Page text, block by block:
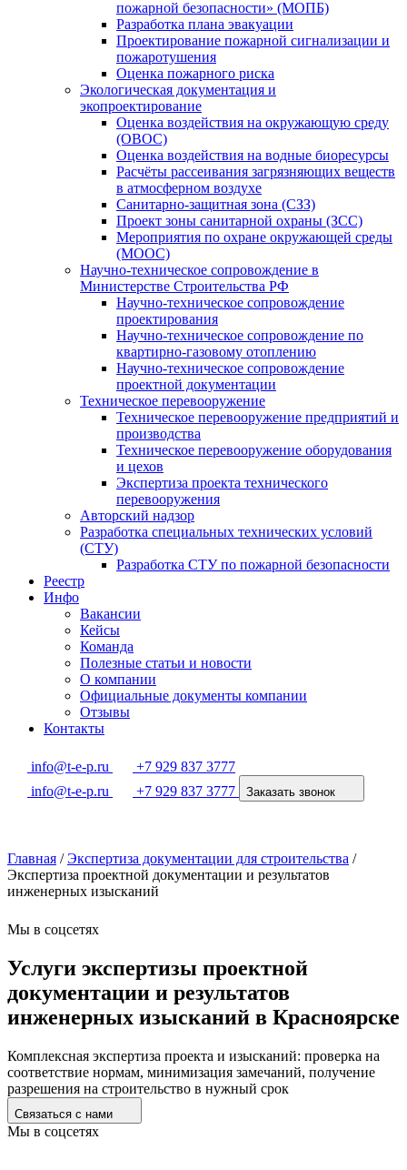
пожарной безопасности» (МОПБ)
Разработка плана эвакуации
Проектирование пожарной сигнализации и
пожаротушения
Оценка пожарного риска
Экологическая документация и
экопроектирование
Оценка воздействия на окружающую среду
(ОВОС)
Оценка воздействия на водные биоресурсы
Расчёты рассеивания загрязняющих веществ
в атмосферном воздухе
Санитарно-защитная зона (СЗЗ)
Проект зоны санитарной охраны (ЗСС)
Мероприятия по охране окружающей среды
(МООС)
Научно-техническое сопровождение в
Министерстве Строительства РФ
Научно-техническое сопровождение
проектирования
Научно-техническое сопровождение по
квартирно-газовому отоплению
Научно-техническое сопровождение
проектной документации
Техническое перевооружение
Техническое перевооружение предприятий и
производства
Техническое перевооружение оборудования
и цехов
Экспертиза проекта технического
перевооружения
Авторский надзор
Разработка специальных технических условий
(СТУ)
Разработка СТУ по пожарной безопасности
Реестр
Инфо
Вакансии
Кейсы
Команда
Полезные статьи и новости
О компании
Официальные документы компании
Отзывы
Контакты
info@t-e-p.ru
+7 929 837 3777
info@t-e-p.ru
+7 929 837 3777 Заказать звонок
Главная /Экспертиза документации для строительства /
Экспертиза проектной документации и результатов
инженерных изысканий
Мы в соцсетях
Услуги экспертизы проектной
документации и результатов
инженерных изысканий в Красноярске
Комплексная экспертиза проекта и изысканий: проверка на
соответствие нормам, минимизация замечаний, получение
разрешения на строительство в нужный срок
Связаться с нами
Мы в соцсетях